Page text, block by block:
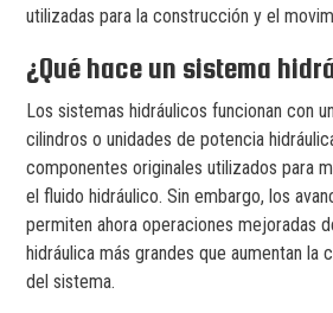
utilizadas para la construcción y el
¿Qué hace un sistema
Los sistemas hidráulicos funcionan con
cilindros o unidades de potencia
componentes originales utilizados para
el fluido hidráulico. Sin embargo, los
permiten ahora operaciones mejoradas
hidráulica más grandes que aumentan la
del sistema.